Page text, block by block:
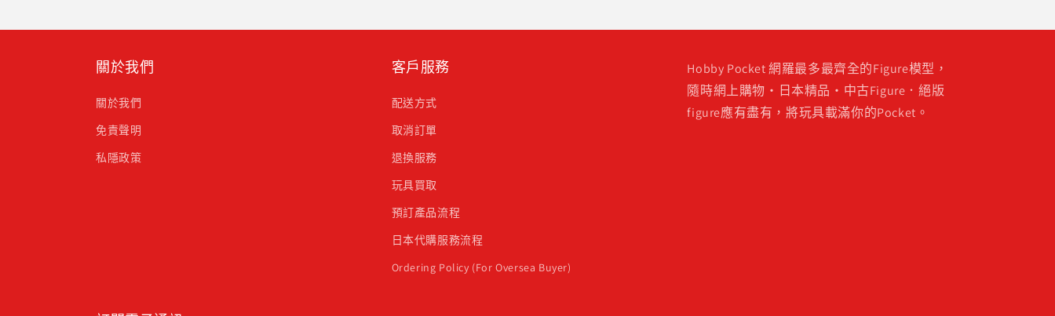
關於我們
關於我們
免責聲明
私隱政策
客戶服務
配送方式
取消訂單
退換服務
玩具買取
預訂產品流程
日本代購服務流程
Ordering Policy (For Oversea Buyer)
Hobby Pocket 網羅最多最齊全的Figure模型，
隨時網上購物・日本精品・中古Figure．絕版
figure應有盡有，將玩具載滿你的Pocket。